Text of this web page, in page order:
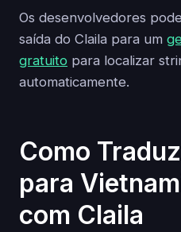
Os desenvolvedores
saída do Claila para um
gratuito para localizar
automaticamente.
Como
para
com Claila